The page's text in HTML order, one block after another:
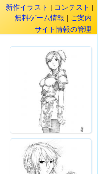
新作イラスト | コンテスト |
無料ゲーム情報 | ご案内
サイト情報の管理